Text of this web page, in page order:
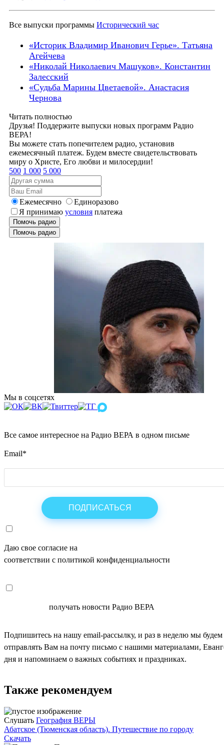
Все выпуски программы Исторический час
«Историк Владимир Иванович Герье». Татьяна
Агейчева
«Николай Николаевич Машуков». Константин
Залесский
«Судьба Марины Цветаевой». Анастасия
Чернова
Читать полностью
Друзья! Поддержите выпуски новых программ Радио
ВЕРА!
Вы можете стать попечителем радио, установив
ежемесячный платеж. Будем вместе свидетельствовать
миру о Христе, Его любви и милосердии!
500 1 000 5 000
Ежемесячно
Единоразово
Я принимаю условия платежа
Помочь радио
Помочь радио
Мы в соцсетях
Все самое интересное на Радио ВЕРА в одном письме
Email*
Даю свое согласие на
соответствии с политикой конфиденциальности
получать новости Радио ВЕРА
Подпишитесь на нашу email-рассылку, и раз в неделю мы будем
отправлять Вам на почту письмо с нашими материалами,
дня и напоминаем о важных событиях и праздниках.
Также рекомендуем
Слушать География ВЕРЫ
Абатское (Тюменская область). Путешествие по городу
Скачать